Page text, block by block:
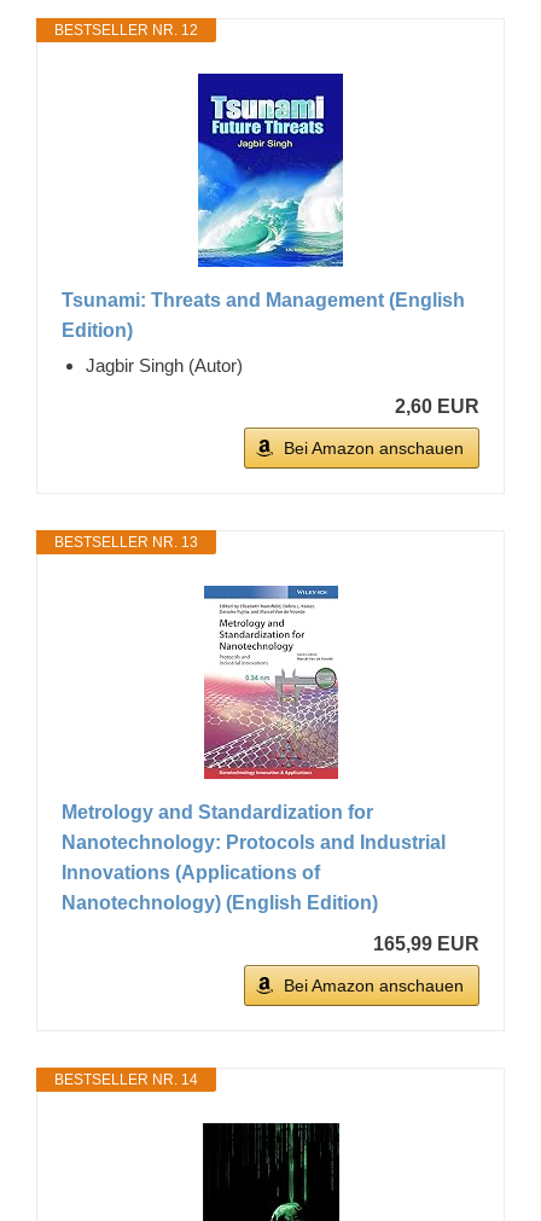
BESTSELLER NR. 12
Tsunami: Threats and Management (English
Edition)
Jagbir Singh (Autor)
2,60 EUR
Bei Amazon anschauen
BESTSELLER NR. 13
Metrology and Standardization for
Nanotechnology: Protocols and Industrial
Innovations (Applications of
Nanotechnology) (English Edition)
165,99 EUR
Bei Amazon anschauen
BESTSELLER NR. 14